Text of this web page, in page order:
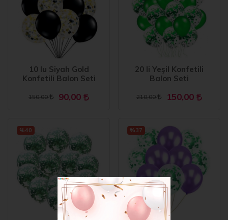
10 lu Siyah Gold
Konfetili Balon Seti
150,00 90,00
20 li Yeşil Konfetili
Balon Seti
210,00 150,00
%40 %37